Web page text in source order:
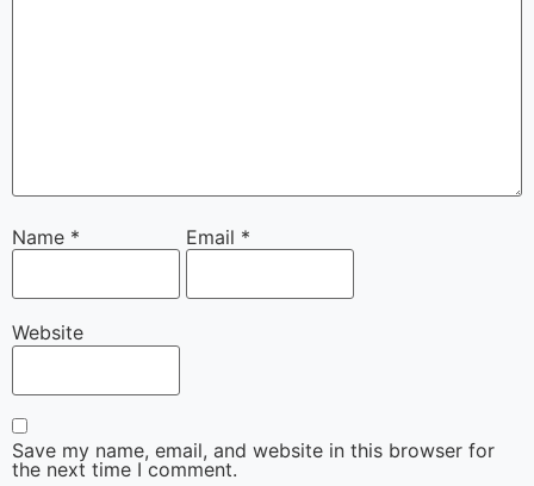
Name * Email *
Website
Save my name, email, and website in this browser for
the next time I comment.